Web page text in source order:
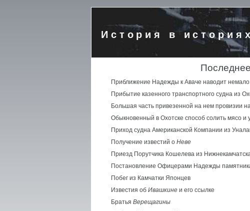
История в историях
Приближение Надежды к Аваче наводит
Прибытие казенного транспортного судна из
Большая часть привезенной на нем провизии
Обыкновенный в Охотске способ солить мясо и
Приход судна Американской Компании из
Получение известий о Неве
Приезд Порутчика Кошелева из
Постановление Офицерами Надежды
Побег из Камчатки Японцев
Известия об Ивашкине и его ссылке
Братья Верещагины